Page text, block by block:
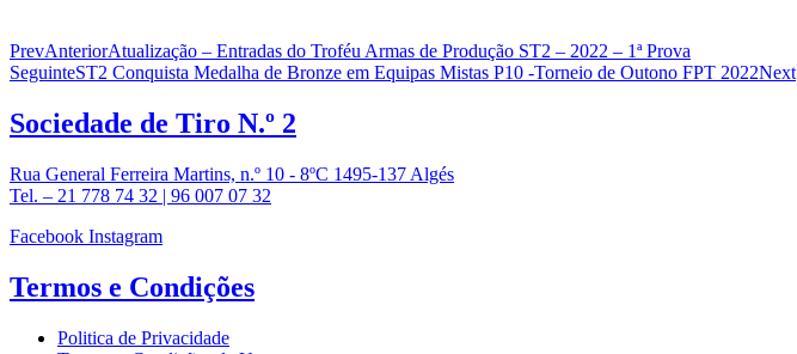
PrevAnteriorAtualização – Entradas do Troféu Armas de Produção ST2 – 2022 – 1ª Prova
SeguinteST2 Conquista Medalha de Bronze em Equipas Mistas P10 -Torneio de Outono FPT 2022Next
Sociedade de Tiro N.º 2
Rua General Ferreira Martins, n.º 10 - 8ºC 1495-137 Algés
Tel. – 21 778 74 32 | 96 007 07 32
Facebook Instagram
Termos e Condições
Politica de Privacidade